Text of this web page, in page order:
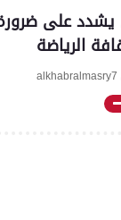
على
الرياضة
alkhabralmasry7